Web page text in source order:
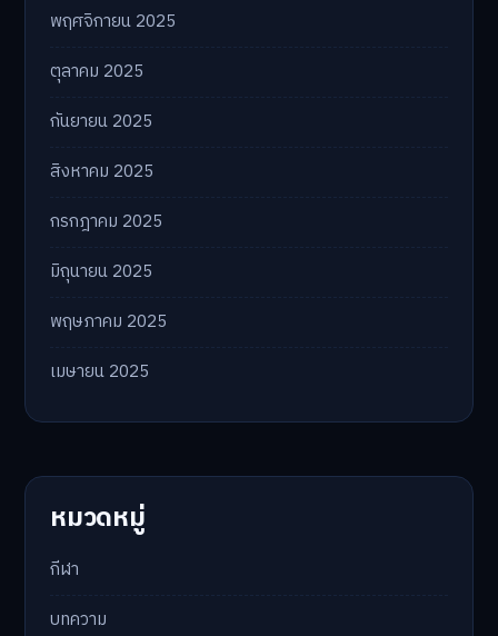
พฤศจิกายน 2025
ตุลาคม 2025
กันยายน 2025
สิงหาคม 2025
กรกฎาคม 2025
มิถุนายน 2025
พฤษภาคม 2025
เมษายน 2025
หมวดหมู่
กีฬา
บทความ